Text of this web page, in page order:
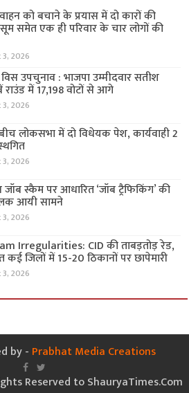
को बचाने के प्रयास में दो कारों की
समेत एक ही परिवार के चार लोगों की
2026
उपचुनाव : भाजपा उम्मीदवार सतीश
राउंड में 17,198 वोटों से आगे
2026
लोकसभा में दो विधेयक पेश, कार्यवाही 2
2026
स्कैम पर आधारित ‘जॉब ट्रैफिकिंग’ की
आयी सामने
2026
Irregularities: CID की ताबड़तोड़ रेड,
कई जिलों में 15-20 ठिकानों पर छापेमारी
2026
by - Prabhat Media Creations
Reserved to ShauryaTimes.Com